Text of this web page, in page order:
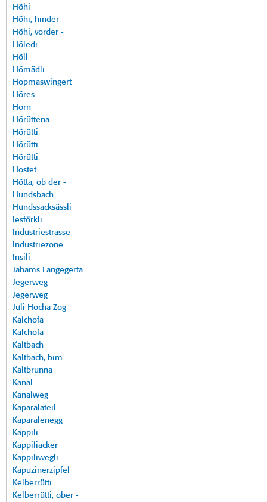
Höhi
Höhi, hinder -
Höhi, vorder -
Höledi
Höll
Hömädli
Hopmaswingert
Höres
Horn
Hörüttena
Hörütti
Hörütti
Hörütti
Hostet
Hötta, ob der -
Hundsbach
Hundssacksässli
Iesförkli
Industriestrasse
Industriezone
Insili
Jahams Langegerta
Jegerweg
Jegerweg
Juli Hocha Zog
Kalchofa
Kalchofa
Kaltbach
Kaltbach, bim -
Kaltbrunna
Kanal
Kanalweg
Kaparalateil
Kaparalenegg
Kappili
Kappiliacker
Kappiliwegli
Kapuzinerzipfel
Kelberrütti
Kelberrütti, ober -